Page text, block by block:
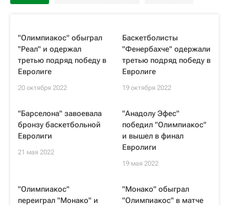
"Олимпиакос" обыграл
"Реал" и одержал
третью подряд победу в
Евролиге
20 октября 2022
Баскетболисты
"Фенербахче" одержали
третью подряд победу в
Евролиге
19 октября 2022
"Барселона" завоевала
бронзу баскетбольной
Евролиги
21 мая 2022
"Анадолу Эфес"
победил "Олимпиакос"
и вышел в финал
Евролиги
19 мая 2022
"Олимпиакос"
переиграл "Монако" и
"Монако" обыграл
"Олимпиакос" в матче